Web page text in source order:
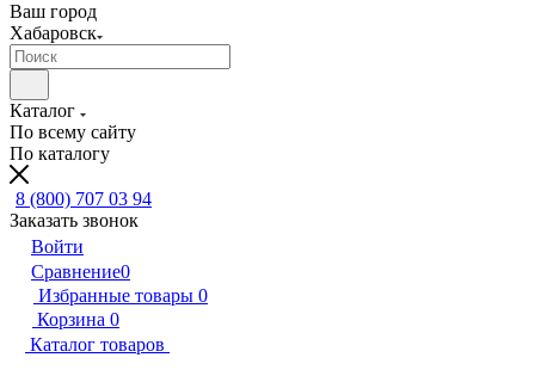
Ваш город
Хабаровск
Каталог
По всему сайту
По каталогу
8 (800) 707 03 94
Заказать звонок
Войти
Сравнение0
Избранные товары 0
Корзина 0
Каталог товаров